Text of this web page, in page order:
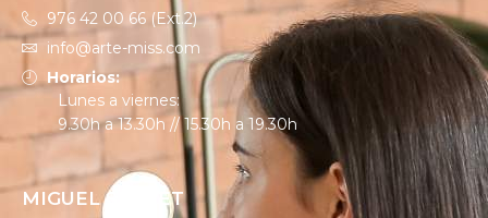
976 42 00 66 (Ext.2)
info@arte-miss.com
Horarios:
Lunes a viernes:
9.30h a 13.30h // 15.30h a 19.30h
MIGUEL SERVET